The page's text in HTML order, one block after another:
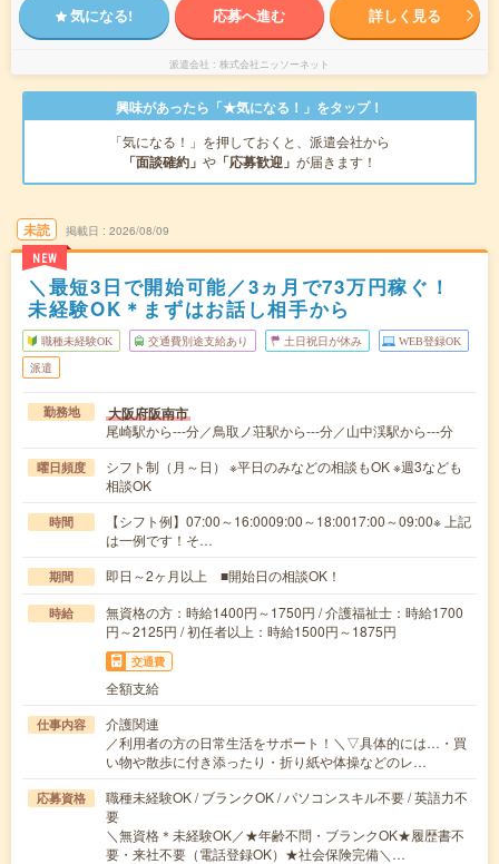
気になる! 応募へ進む 詳しく見る
派遣会社 株式会社ニッソーネット
興味があったら「★気になる！」をタップ！
「気になる！」を押しておくと、派遣会社から
「面談確約」 や 「応募歓迎」 が届きます！
未読
NEW
掲載日 2026/08/09
＼最短3日で開始可能／3ヵ月で73万円稼ぐ！
未経験OK＊まずはお話し相手から
職種未経験OK 交通費別途支給あり 土日祝日が休み WEB登録OK
派遣
勤務地 大阪府阪南市
尾崎駅から---分／鳥取ノ荘駅から---分／山中渓駅から---分
曜日頻度
シフト制（月～日） ※平日のみなどの相談もOK ※週3なども
相談OK
時間
【シフト例】07:00～16:0009:00～18:0017:00～09:00※ 上記
は一例です！そ…
期間 即日～2ヶ月以上 ■開始日の相談OK！
時給
無資格の方：時給1400円～1750円 / 介護福祉士：時給1700
円～2125円 / 初任者以上：時給1500円～1875円
交通費
全額支給
仕事内容
介護関連
／利用者の方の日常生活をサポート！＼▽具体的には…・買
い物や散歩に付き添ったり・折り紙や体操などのレ…
応募資格
職種未経験OK / ブランクOK / パソコンスキル不要 / 英語力不
要
＼無資格＊未経験OK／★年齢不問・ブランクOK★履歴書不
要・来社不要（電話登録OK）★社会保険完備＼…